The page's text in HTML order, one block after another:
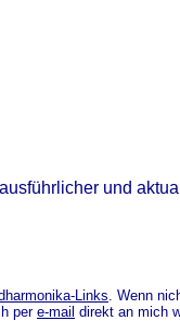
und
Links. Wenn
per e-mail direkt an mich